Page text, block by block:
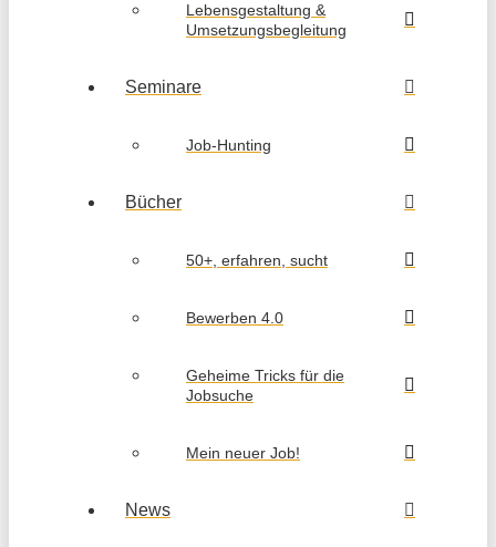
Lebensgestaltung &
Umsetzungsbegleitung
Seminare
Job-Hunting
Bücher
50+, erfahren, sucht
Bewerben 4.0
Geheime Tricks für die
Jobsuche
Mein neuer Job!
News